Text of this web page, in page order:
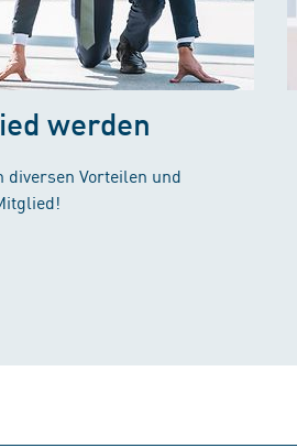
werden
diversen Vorteilen und